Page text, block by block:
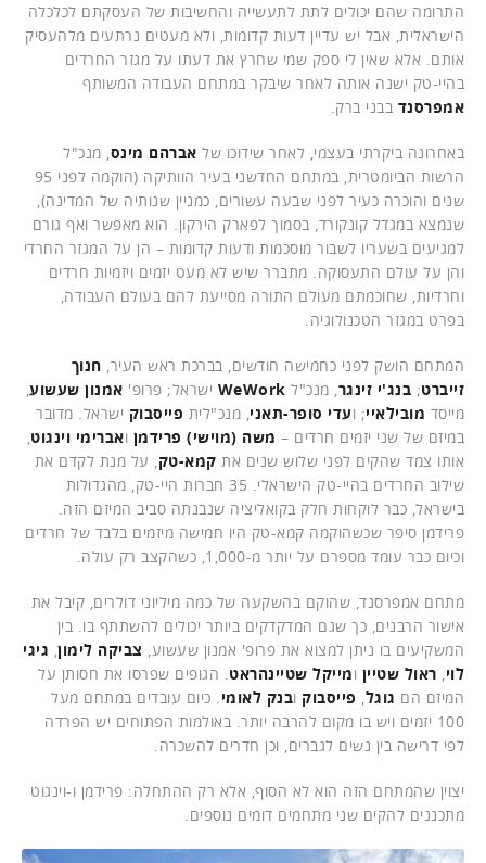
התרומה שהם יכולים לתת לתעשייה והחשיבות של העסקתם לכלכלה
הישראלית, אבל יש עדיין דעות קדומות, ולא מעטים נרתעים מלהעסיק
אותם. אלא שאין לי ספק שמי שחרץ את דעתו על מגזר החרדים
בהיי-טק ישנה אותה לאחר שיבקר במתחם העבודה המשותף
אמפרסנד בבני ברק.
באחרונה ביקרתי בעצמי, לאחר שידוכו של אברהם מינס, מנכ"ל
הרשות הביומטרית, במתחם החדשני בעיר הוותיקה (הוקמה לפני 95
שנים והוכרה כעיר לפני שבעה עשורים, כמניין שנותיה של המדינה),
שנמצא במגדל קונקורד, בסמוך לפארק הירקון. הוא מאפשר ואף גורם
למגיעים בשעריו לשבור מוסכמות ודעות קדומות – הן על המגזר החרדי
והן על עולם התעסוקה. מתברר שיש לא מעט יזמים ויזמיות חרדים
וחרדיות, שחוכמתם מעולם התורה מסייעת להם בעולם העבודה,
בפרט במגזר הטכנולוגיה.
המתחם הושק לפני כחמישה חודשים, בברכת ראש העיר, חנוך
זייברט; בנג'י זינגר, מנכ"ל WeWork ישראל; פרופ' אמנון שעשוע,
מייסד מובילאיי; ועדי סופר-תאני, מנכ"לית פייסבוק ישראל. מדובר
במיזם של שני יזמים חרדים – משה (מוישי) פרידמן ואברימי וינגוט,
אותו צמד שהקים לפני שלוש שנים את קמא-טק, על מנת לקדם את
שילוב החרדים בהיי-טק הישראלי. 35 חברות היי-טק, מהגדולות
בישראל, כבר לוקחות חלק בקואליציה שנבנתה סביב המיזם הזה.
פרידמן סיפר שכשהוקמה קמא-טק היו חמישה מיזמים בלבד של חרדים
וכיום כבר עומד מספרם על יותר מ-1,000, כשהקצב רק עולה.
מתחם אמפרסנד, שהוקם בהשקעה של כמה מיליוני דולרים, קיבל את
אישור הרבנים, כך שגם המדקדקים ביותר יכולים להשתתף בו. בין
המשקיעים בו ניתן למצוא את פרופ' אמנון שעשוע, צביקה לימון, גיגי
לוי, ראול שטיין ומייקל שטיינהראט. הגופים שפרסו את חסותן על
המיזם הם גוגל, פייסבוק ובנק לאומי. כיום עובדים במתחם מעל
100 יזמים ויש בו מקום להרבה יותר. באולמות הפתוחים יש הפרדה
לפי דרישה בין נשים לגברים, וכן חדרים להשכרה.
יצוין שהמתחם הזה הוא לא הסוף, אלא רק ההתחלה: פרידמן ו-וינגוט
מתכננים להקים שני מתחמים דומים נוספים.